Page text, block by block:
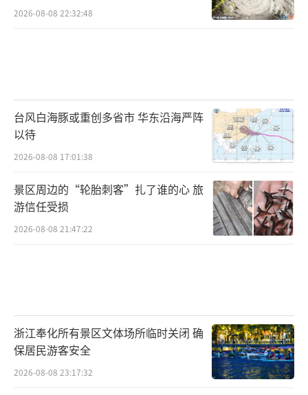
2026-08-08 22:32:48
台风白海豚或重创多省市 华东沿海严阵
以待
2026-08-08 17:01:38
景区周边的“轮胎刺客”扎了谁的心 旅
游信任受损
2026-08-08 21:47:22
浙江奉化所有景区文体场所临时关闭 确
保居民游客安全
2026-08-08 23:17:32